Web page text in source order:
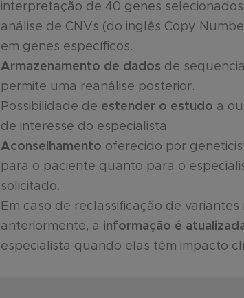
interpretação de 40 genes
análise de CNVs (do inglês Copy
em genes específicos.
Armazenamento de dados de
permite uma reanálise posterior.
Possibilidade de estender o estudo a
de interesse do especialista
Aconselhamento oferecido por
para o paciente quanto para o
solicitado.
Em caso de reclassificação de
anteriormente, a informação é
especialista quando elas têm impacto